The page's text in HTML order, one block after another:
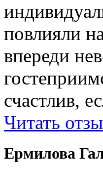
повлияли
впереди
счастлив,
Читать
Ермилова